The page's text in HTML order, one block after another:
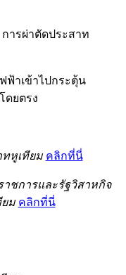
ารผ่าตัดประสาท
าเข้าไปกระตุ้น
ดยตรง
ทหูเทียม คลิกที่นี่
ชการและรัฐวิสาหกิจ
ยม คลิกที่นี่